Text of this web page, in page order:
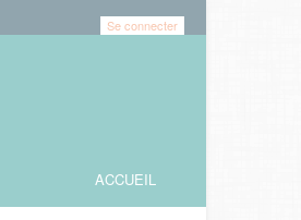
Se connecter
ACCUEIL